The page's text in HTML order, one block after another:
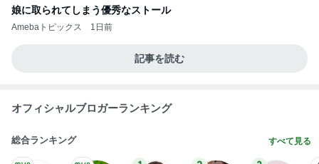
娘に取られてしまう優秀なストール
Amebaトピックス 1日前
記事を読む
オフィシャルブロガーランキング
総合ランキング すべて見る